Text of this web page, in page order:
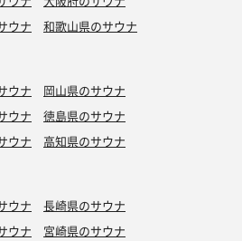
ウナ 和歌山県のサウナ
ウナ
岡山県のサウナ
ウナ
徳島県のサウナ
ウナ 高知県のサウナ
ウナ
長崎県のサウナ
ウナ
宮崎県のサウナ